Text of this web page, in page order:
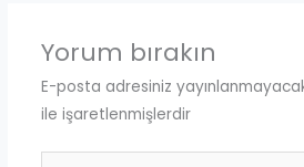
Yorum bırakın
E-posta adresiniz
ile işaretlenmişlerdir